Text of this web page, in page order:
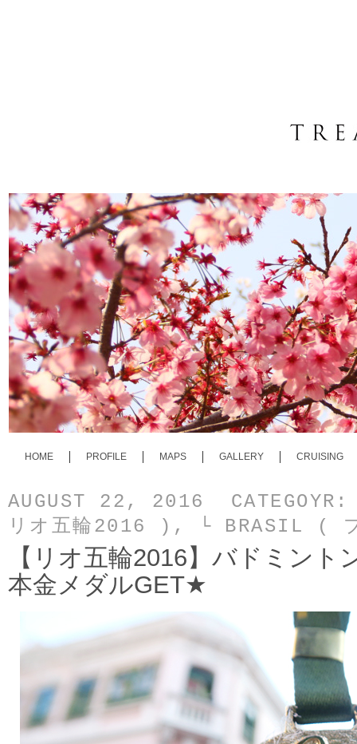
HOME PROFILE MAPS GALLERY CRUISING
AUGUST 22, 2016
リオ五輪2016 ) , └ BRASIL (
【リオ五輪2016】バドミン
本金メダルGET★